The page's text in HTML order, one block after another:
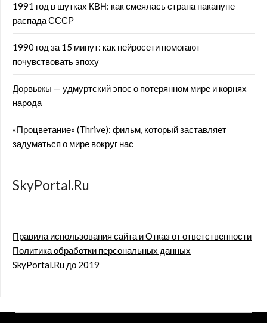
1991 год в шутках КВН: как смеялась страна накануне
распада СССР
1990 год за 15 минут: как нейросети помогают
почувствовать эпоху
Дорвыжы — удмуртский эпос о потерянном мире и корнях
народа
«Процветание» (Thrive): фильм, который заставляет
задуматься о мире вокруг нас
SkyPortal.Ru
Правила использования сайта и Отказ от ответственности
Политика обработки персональных данных
SkyPortal.Ru до 2019